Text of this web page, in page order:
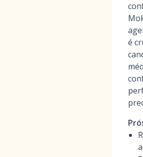
é